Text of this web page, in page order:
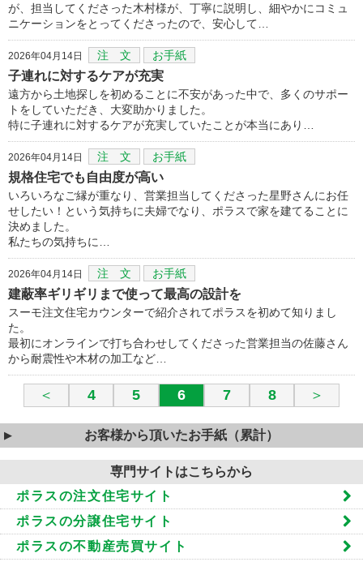
が、担当してくださった木村様が、丁寧に説明し、細やかにコミュ
ニケーションをとってくださったので、安心して…
2026年04月14日 注 文 お手紙
子連れに対するケアが充実
遠方から土地探しを初めることに不安があった中で、多くのサポー
トをしていただき、大変助かりました。
特に子連れに対するケアが充実していたことが本当にあり…
2026年04月14日 注 文 お手紙
規格住宅でも自由度が高い
いろいろなご縁が重なり、営業担当してくださった星野さんにお任
せしたい！という気持ちに夫婦でなり、ポラスで家を建てることに
決めました。
私たちの気持ちに…
2026年04月14日 注 文 お手紙
建蔽率ギリギリまで使って最高の設計を
スーモ注文住宅カウンターで紹介されてポラスを初めて知りまし
た。
最初にオンラインで打ち合わせしてくださった営業担当の佐藤さん
から耐震性や木材の加工など…
＜ 4 5 6 7 8 ＞
お客様から頂いたお手紙（累計）
専門サイトはこちらから
ポラスの注文住宅サイト
ポラスの分譲住宅サイト
ポラスの不動産売買サイト